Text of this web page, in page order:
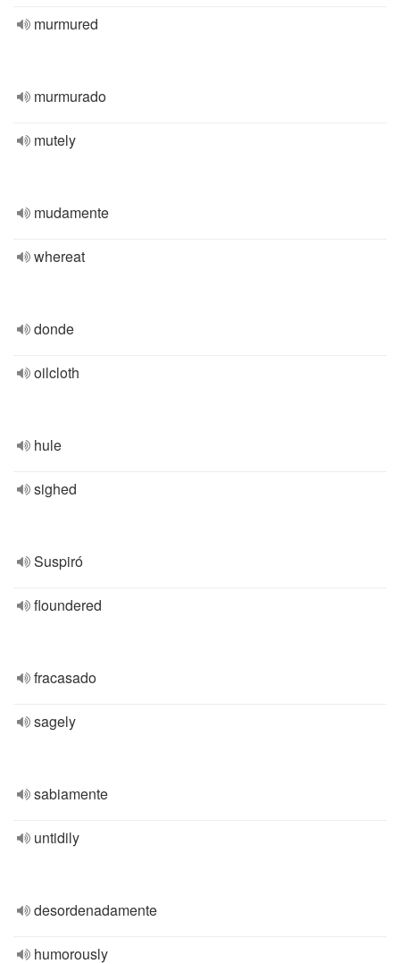
murmured
murmurado
mutely
mudamente
whereat
donde
oilcloth
hule
sighed
Suspiró
floundered
fracasado
sagely
sabiamente
untidily
desordenadamente
humorously